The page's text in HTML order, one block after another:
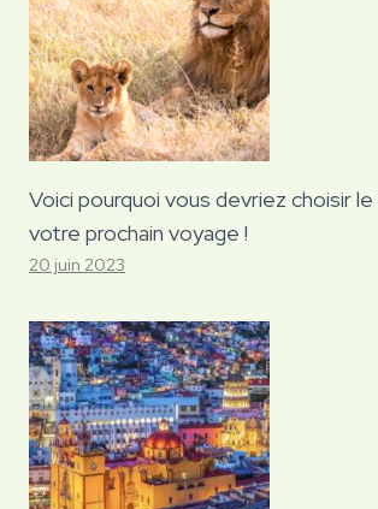
Voici pourquoi vous devriez choisir
votre prochain voyage !
20 juin 2023